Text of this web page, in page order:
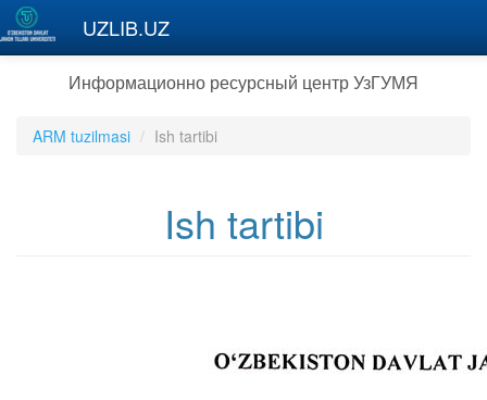
Перейти к основному содержанию
UZLIB.UZ
Информационно ресурсный центр УзГУМЯ
ARM tuzilmasi Ish tartibi
Ish tartibi